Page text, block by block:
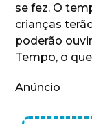
se fez. O
crianças
poderão
Tempo, o
Anúncio